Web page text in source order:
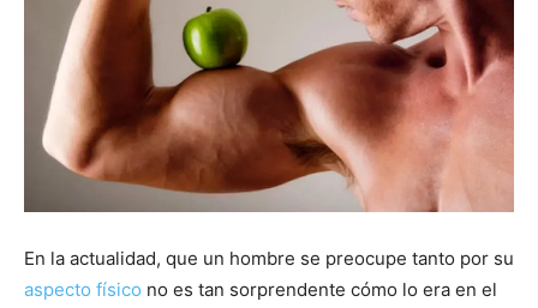
En la actualidad, que un hombre se preocupe tanto por su
aspecto físico no es tan sorprendente cómo lo era en el